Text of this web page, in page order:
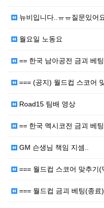
뉴비입니다..ㅠㅠ질문있어
월요일 노동요
== 한국 남아공전 금괴 베
=== (공지) 월드컵 스코어
Road15 팀배 영상
== 한국 멕시코전 금괴 베
GM 슨생님 책임 지셈..
=== 월드컵 스코어 맞추기
=== 월드컵 금괴 베팅(종료